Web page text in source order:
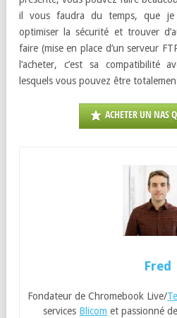
il vous faudra du temps, que
optimiser la sécurité et trouver
faire (mise en place d’un serveur
l’acheter, c’est sa compatibilité
lesquels vous pouvez être
ACHETER UN NAS
Fred
Fondateur de Chromebook Live/
services Blicom et passionné